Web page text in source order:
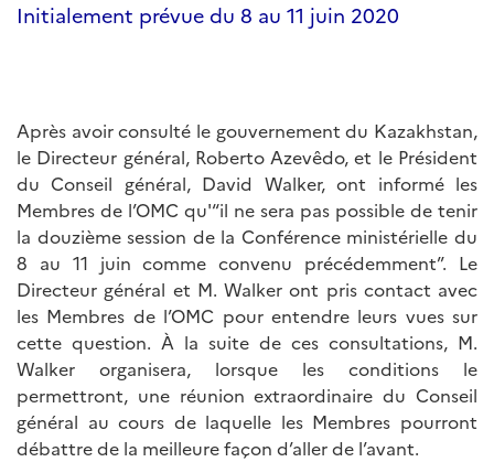
Initialement prévue du 8 au 11 juin 2020
Après avoir consulté le gouvernement du Kazakhstan,
le Directeur général, Roberto Azevêdo, et le Président
du Conseil général, David Walker, ont informé les
Membres de l’OMC qu'“il ne sera pas possible de tenir
la douzième session de la Conférence ministérielle du
8 au 11 juin comme convenu précédemment”. Le
Directeur général et M. Walker ont pris contact avec
les Membres de l’OMC pour entendre leurs vues sur
cette question. À la suite de ces consultations, M.
Walker organisera, lorsque les conditions le
permettront, une réunion extraordinaire du Conseil
général au cours de laquelle les Membres pourront
débattre de la meilleure façon d’aller de l’avant.